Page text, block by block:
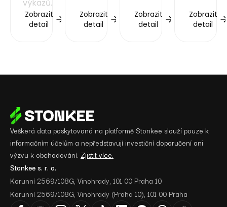
výkazů.
Zobrazit
detail
Zobrazit
detail
Zobrazit
detail
Zobrazit
detail
Veškerá data poskytovaná na platformě Stonkee slouží pouze k
informačním účelům a nepředstavují investiční doporučení ani
výzvu k obchodování. Zjistit více.
Stonkee s. r. o.
Korunní 2569/108G, Vinohrady, 101 00 Praha 10
Korunní 2569/108G, Vinohrady (Praha 10), 101 00 Praha